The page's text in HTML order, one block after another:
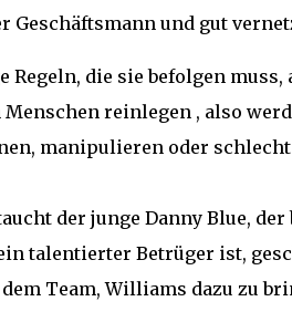
Geschäftsmann und gut
Regeln, die sie befolgen
reinlegen , also
manipulieren oder
der junge Danny Blue,
talentierter Betrüger ist,
Team, Williams dazu zu